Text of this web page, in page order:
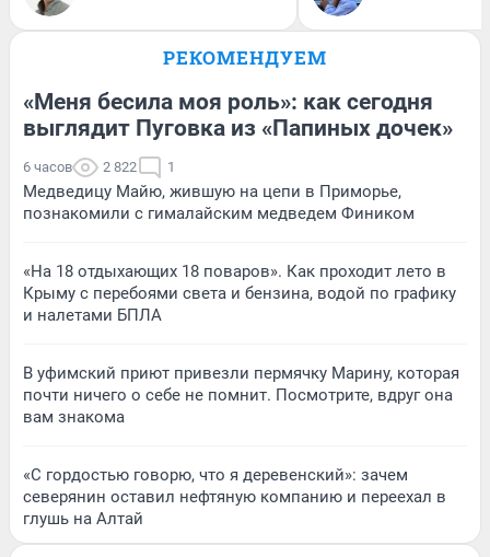
РЕКОМЕНДУЕМ
«Меня бесила моя роль»: как сегодня
выглядит Пуговка из «Папиных дочек»
6 часов 2 822 1
Медведицу Майю, жившую на цепи в Приморье,
познакомили с гималайским медведем Фиником
«На 18 отдыхающих 18 поваров». Как проходит лето в
Крыму с перебоями света и бензина, водой по графику
и налетами БПЛА
В уфимский приют привезли пермячку Марину, которая
почти ничего о себе не помнит. Посмотрите, вдруг она
вам знакома
«С гордостью говорю, что я деревенский»: зачем
северянин оставил нефтяную компанию и переехал в
глушь на Алтай